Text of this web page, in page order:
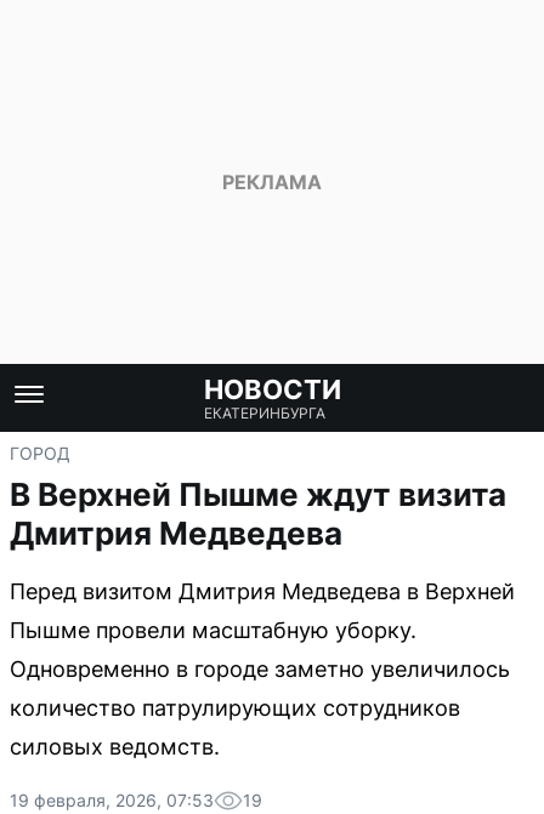
НОВОСТИ
ЕКАТЕРИНБУРГА
ГОРОД
В Верхней Пышме ждут визита
Дмитрия Медведева
Перед визитом Дмитрия Медведева в Верхней
Пышме провели масштабную уборку.
Одновременно в городе заметно увеличилось
количество патрулирующих сотрудников
силовых ведомств.
19 февраля, 2026, 07:53 19